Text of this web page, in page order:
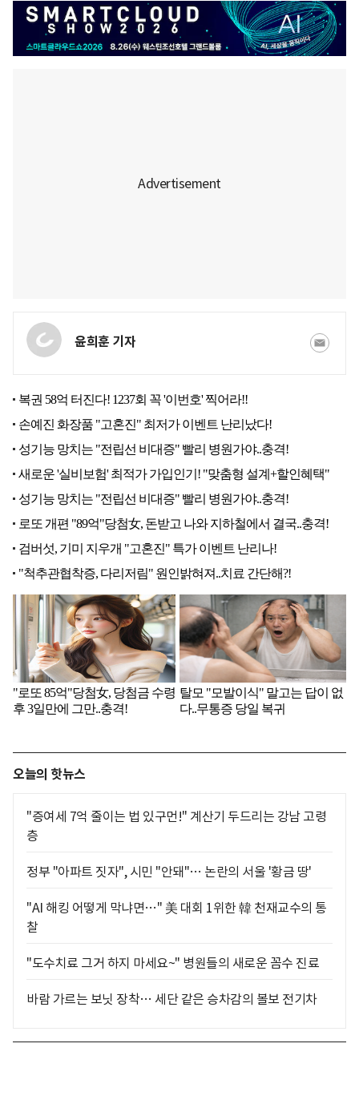
윤희훈 기자
오늘의 핫뉴스
"증여세 7억 줄이는 법 있구먼!" 계산기 두드리는 강남 고령
층
정부 "아파트 짓자", 시민 "안돼"… 논란의 서울 '황금 땅'
"AI 해킹 어떻게 막냐면…" 美 대회 1위한 韓 천재교수의 통
찰
"도수치료 그거 하지 마세요~" 병원들의 새로운 꼼수 진료
바람 가르는 보닛 장착… 세단 같은 승차감의 볼보 전기차